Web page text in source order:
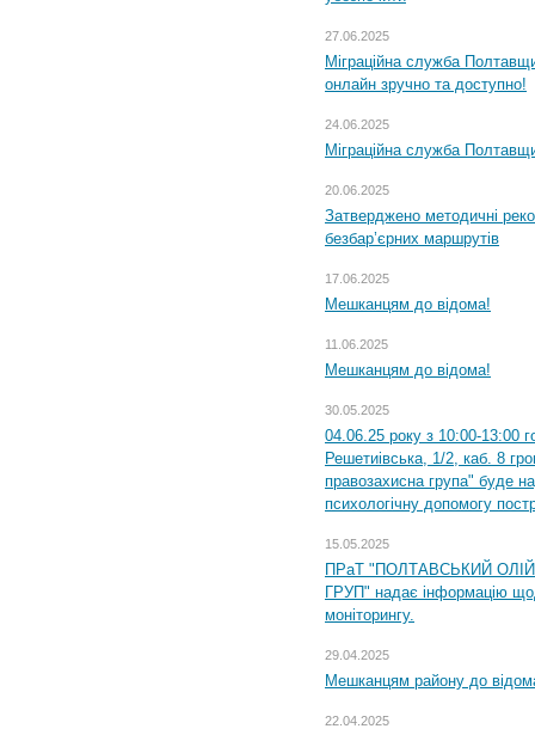
27.06.2025
Міграційна служба
онлайн зручно та доступно!
24.06.2025
Міграційна служба
20.06.2025
Затверджено методичні
безбар’єрних маршрутів
17.06.2025
Мешканцям до відома!
11.06.2025
Мешканцям до відома!
30.05.2025
04.06.25 року з 10:00-13:00
Решетиівська, 1/2, каб. 8
правозахисна група" буде
психологічну допомогу
15.05.2025
ПРаТ "ПОЛТАВСЬКИЙ
ГРУП" надає інформацію
моніторингу.
29.04.2025
Мешканцям району до
22.04.2025